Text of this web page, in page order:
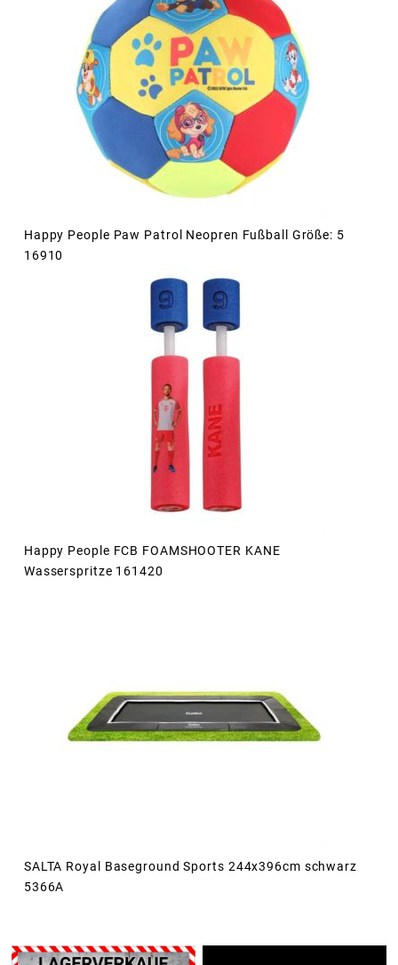
Happy People Paw Patrol Neopren Fußball Größe: 5
16910
Happy People FCB FOAMSHOOTER KANE
Wasserspritze 161420
SALTA Royal Baseground Sports 244x396cm schwarz
5366A